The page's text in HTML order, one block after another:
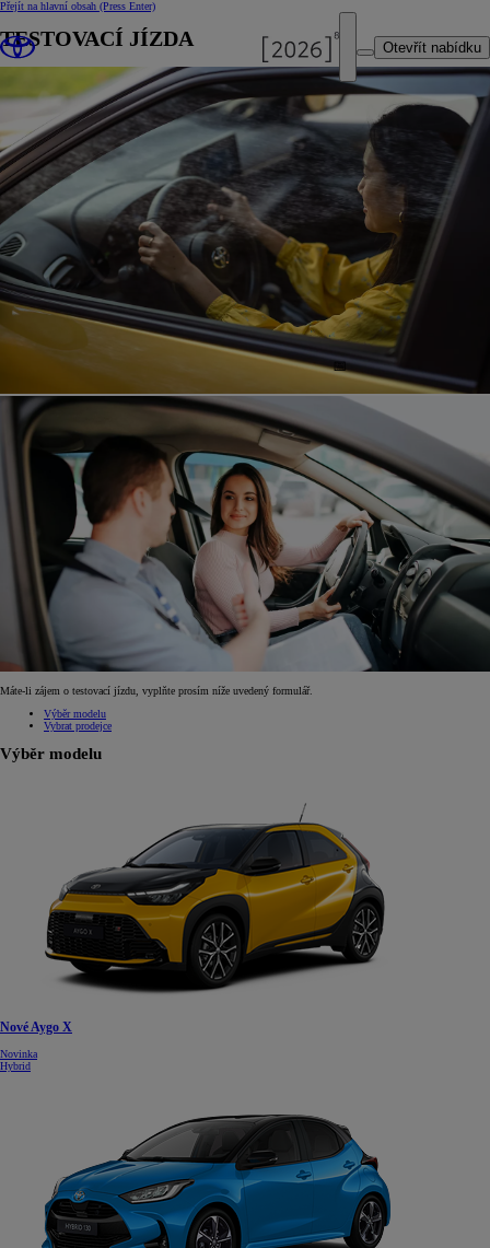
Přejít na hlavní obsah (Press Enter)
Otevřít nabídku
TESTOVACÍ JÍZDA
Máte-li zájem o testovací jízdu, vyplňte prosím níže uvedený formulář.
Výběr modelu
Vybrat prodejce
Výběr modelu
Nové Aygo X
Novinka
Hybrid